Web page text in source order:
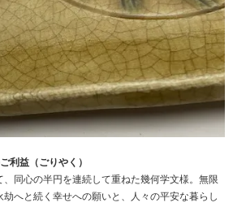
利益（ごりやく）
同心の半円を連続して重ねた幾何学文様。無限
へと続く幸せへの願いと、人々の平安な暮らし